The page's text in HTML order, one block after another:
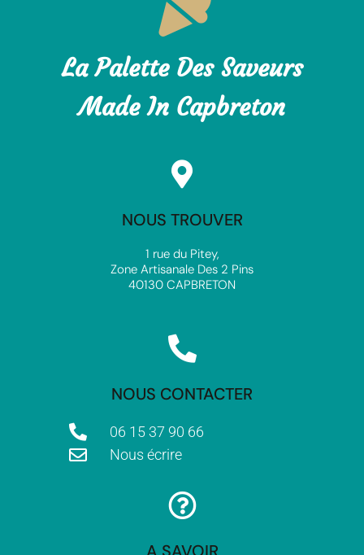
La Palette Des Saveurs
Made In Capbreton
NOUS TROUVER
1 rue du Pitey,
Zone Artisanale Des 2 Pins
40130 CAPBRETON
NOUS CONTACTER
06 15 37 90 66
Nous écrire